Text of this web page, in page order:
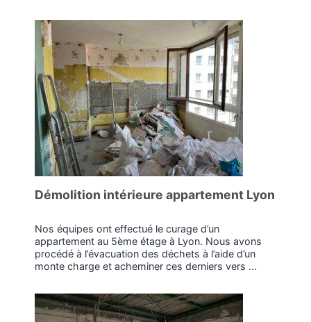
Démolition intérieure appartement Lyon
Nos équipes ont effectué le curage d’un
appartement au 5ème étage à Lyon. Nous avons
procédé à l’évacuation des déchets à l’aide d’un
monte charge et acheminer ces derniers vers ...